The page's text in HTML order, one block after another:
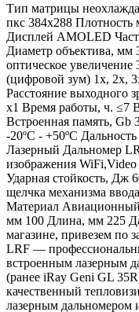
Тип матрицы
пкс 384x288
Дисплей AMOLED
Диаметр объектива, мм
оптическое
(цифровой зум) 1x, 2x,
Расстояние выходного
x1 Время работы, ч. ≤7
Встроенная память, Gb
-20ºC - +50ºC
Лазерный Дальномер
изображения
Ударная стойкость, Дж
щелчка механизма
Материал
мм 100 Длина, мм 225
магазине, привезем по
LRF —
встроенным лазерным
(ранее iRay Geni GL
качественный
лазерным дальномером